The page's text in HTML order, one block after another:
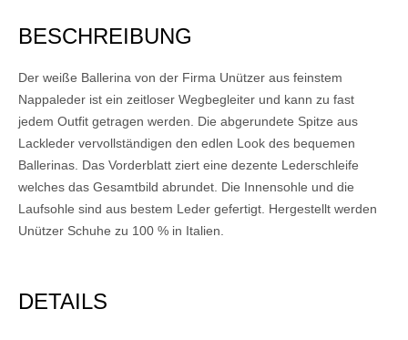
BESCHREIBUNG
Der weiße Ballerina von der Firma Unützer aus feinstem
Nappaleder ist ein zeitloser Wegbegleiter und kann zu fast
jedem Outfit getragen werden. Die abgerundete Spitze aus
Lackleder vervollständigen den edlen Look des bequemen
Ballerinas. Das Vorderblatt ziert eine dezente Lederschleife
welches das Gesamtbild abrundet. Die Innensohle und die
Laufsohle sind aus bestem Leder gefertigt. Hergestellt werden
Unützer Schuhe zu 100 % in Italien.
DETAILS